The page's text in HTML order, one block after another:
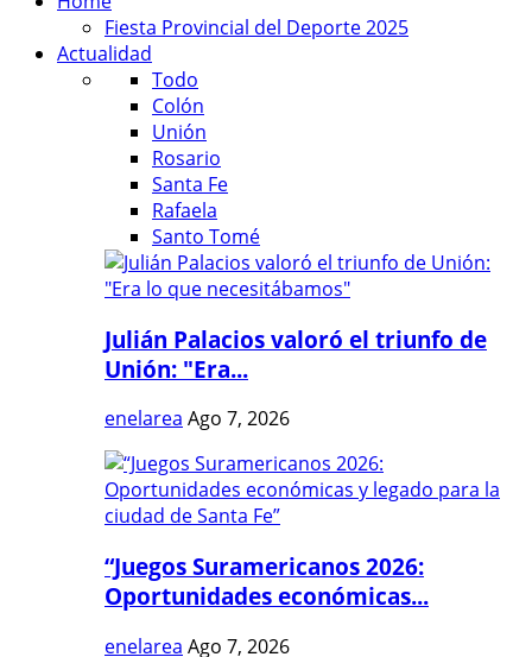
Fiesta Provincial del Deporte 2025
Actualidad
Todo
Colón
Unión
Rosario
Santa Fe
Rafaela
Santo Tomé
Julián Palacios valoró el triunfo de
Unión: "Era...
enelarea Ago 7, 2026
“Juegos Suramericanos 2026:
Oportunidades económicas...
enelarea Ago 7, 2026